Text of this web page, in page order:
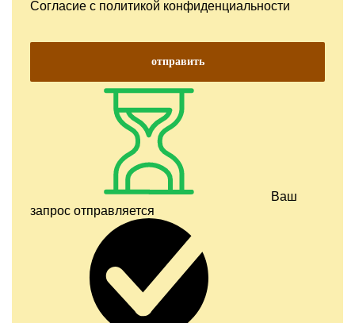
Согласие с политикой конфиденциальности
отправить
Ваш
запрос отправляется